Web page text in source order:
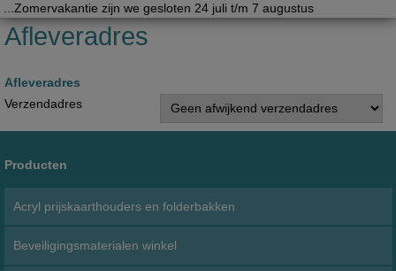
...Zomervakantie zijn we gesloten 24 juli t/m 7 augustus
Afleveradres
Afleveradres
Verzendadres
Producten
Acryl prijskaarthouders en folderbakken
Beveiligingsmaterialen winkel